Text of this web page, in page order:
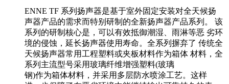
ENNE TF 系列扬声器是基于室外固定安装对全天候扬
声器产品的需求而特别研制的全新扬声器产品系列。 该
系列的研制核心是，可以有效抵御潮湿、雨淋等恶 劣环
境的侵蚀，延长扬声器使用寿命。全系列摒弃了 传统全
天候扬声器常用工程塑料或夹板材料作为箱体 材料，全
系列主流型号采用玻璃纤维增强塑料(玻璃
钢)作为箱体材料，并采用多层防水喷涂工艺。这样